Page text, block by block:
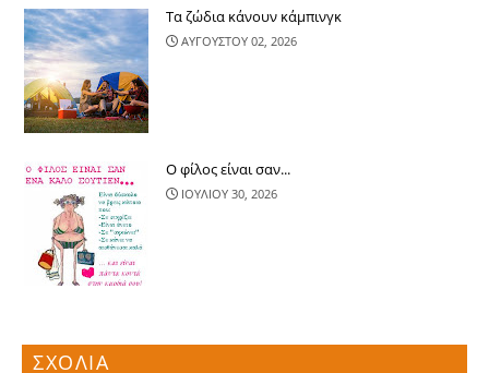
Τα ζώδια κάνουν κάμπινγκ
ΑΥΓΟΥΣΤΟΥ 02, 2026
Ο φίλος είναι σαν...
ΙΟΥΛΙΟΥ 30, 2026
ΣΧΟΛΙΑ